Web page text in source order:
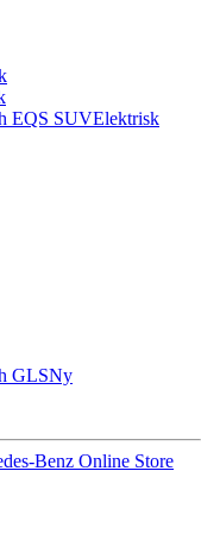
EQS SUVElektrisk
GLSNy
Benz Online Store